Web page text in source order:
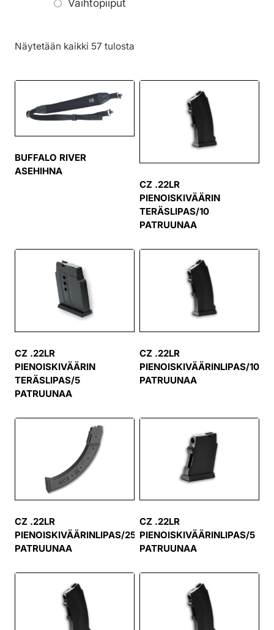
Näytetään kaikki 57 tulosta
BUFFALO RIVER
ASEHIHNA
CZ .22LR
PIENOISKIVÄÄRIN
TERÄSLIPAS/10
PATRUUNAA
CZ .22LR
PIENOISKIVÄÄRIN
TERÄSLIPAS/5
PATRUUNAA
CZ .22LR
PIENOISKIVÄÄRINLIPAS/10
PATRUUNAA
CZ .22LR
PIENOISKIVÄÄRINLIPAS/25
PATRUUNAA
CZ .22LR
PIENOISKIVÄÄRINLIPAS/5
PATRUUNAA
Vaihtopiiput